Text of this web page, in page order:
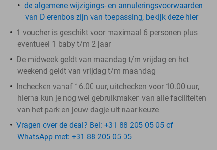
de algemene wijzigings- en annuleringsvoorwaarden
van Dierenbos zijn van toepassing, bekijk deze hier
1 voucher is geschikt voor maximaal 6 personen plus
eventueel 1 baby t/m 2 jaar
De midweek geldt van maandag t/m vrijdag en het
weekend geldt van vrijdag t/m maandag
Inchecken vanaf 16.00 uur, uitchecken voor 10.00 uur,
hierna kun je nog wel gebruikmaken van alle faciliteiten
van het park en jouw dagje uit naar keuze
Vragen over de deal? Bel: +31 88 205 05 05 of
WhatsApp met: +31 88 205 05 05